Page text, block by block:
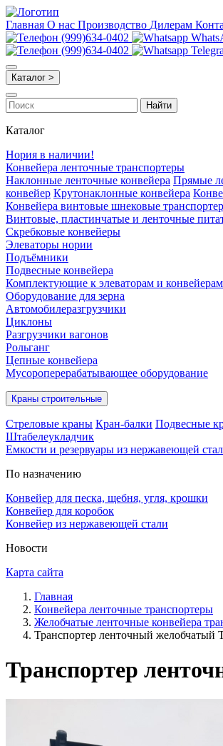
Главная О нас Производство Дилерам
(999)634-0402
(999)634-0402
Каталог >
Найти
Каталог
Нория в наличии!
Конвейера ленточные транспортеры
Наклонные ленточные конвейера Прямые
конвейер Крутонаклонные конвейера
Конвейера винтовые шнековые
Винтовые, пластинчатые и ленточные
Скребковые конвейеры
Элеваторы нории
Подъёмники
Подвесные конвейера
Комплектующие к элеваторам и конвейерам
Оборудование для зерна
Автомобилеразгрузчики
Циклоны
Разгрузчики вагонов
Рольганг
Цепные конвейера
Мусороперерабатывающее оборудование
Краны строительные
Стреловые краны Кран-балки Подвесные
Штабелеукладчик
Емкости и резервуары из нержавеющей
По назначению
Конвейер для песка, щебня, угля, крошки
Конвейер для коробок
Конвейер из нержавеющей стали
Новости
Карта сайта
Главная
Конвейера ленточные транспортеры
Желобчатые ленточные конвейера
Транспортер ленточный желобчатый
Транспортер